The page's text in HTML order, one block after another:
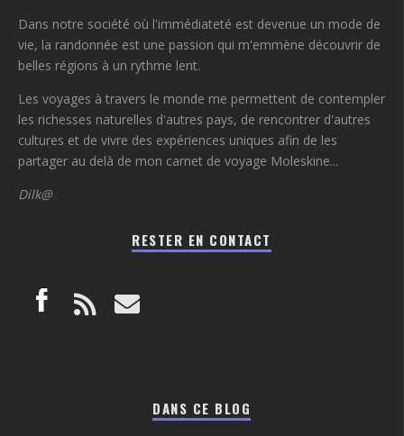
Dans notre société où l'immédiateté est devenue un mode de
vie, la randonnée est une passion qui m'emmène découvrir de
belles régions à un rythme lent.
Les voyages à travers le monde me permettent de contempler
les richesses naturelles d'autres pays, de rencontrer d'autres
cultures et de vivre des expériences uniques afin de les
partager au delà de mon carnet de voyage Moleskine...
Dilk@
RESTER EN CONTACT
DANS CE BLOG